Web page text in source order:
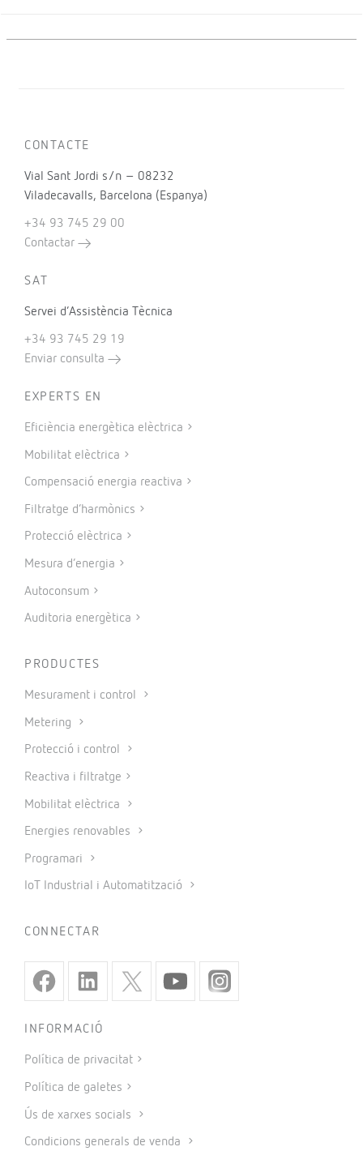
CONTACTE
Vial Sant Jordi s/n – 08232
Viladecavalls, Barcelona (Espanya)
+34 93 745 29 00
Contactar
SAT
Servei d’Assistència Tècnica
+34 93 745 29 19
Enviar consulta
EXPERTS EN
Eficiència energètica elèctrica
Mobilitat elèctrica
Compensació energia reactiva
Filtratge d’harmònics
Protecció elèctrica
Mesura d’energia
Autoconsum
Auditoria energètica
PRODUCTES
Mesurament i control
Metering
Protecció i control
Reactiva i filtratge
Mobilitat elèctrica
Energies renovables
Programari
IoT Industrial i Automatització
CONNECTAR
INFORMACIÓ
Política de privacitat
Política de galetes
Ús de xarxes socials
Condicions generals de venda